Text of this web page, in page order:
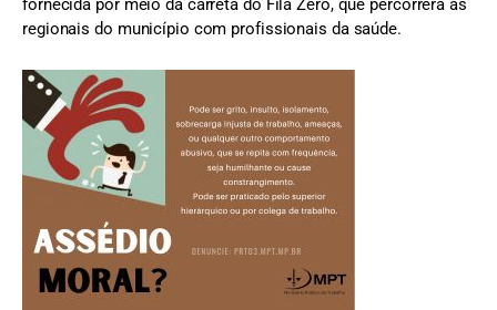
fornecida por meio da carreta do Fila Zero, que percorrerá as
regionais do município com profissionais da saúde.